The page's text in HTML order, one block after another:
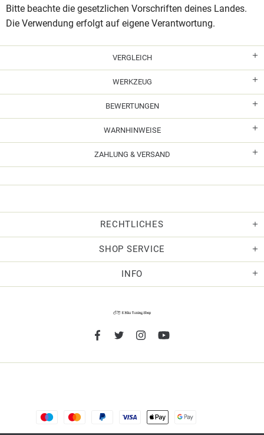
Bitte beachte die gesetzlichen Vorschriften deines Landes.
Die Verwendung erfolgt auf eigene Verantwortung.
VERGLEICH
WERKZEUG
BEWERTUNGEN
WARNHINWEISE
ZAHLUNG & VERSAND
RECHTLICHES
SHOP SERVICE
INFO